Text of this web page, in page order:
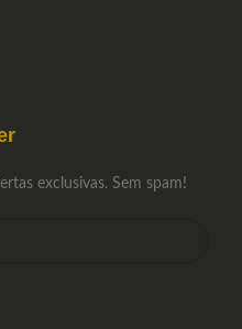
exclusivas. Sem spam!